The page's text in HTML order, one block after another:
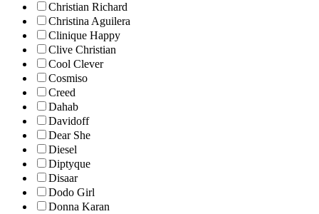
Christian Richard
Christina Aguilera
Clinique Happy
Clive Christian
Cool Clever
Cosmiso
Creed
Dahab
Davidoff
Dear She
Diesel
Diptyque
Disaar
Dodo Girl
Donna Karan